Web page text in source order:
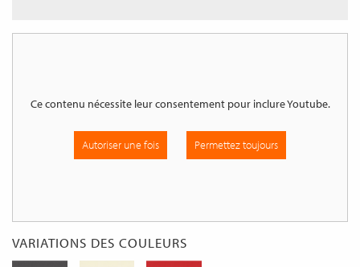
Ce contenu nécessite leur consentement pour inclureYoutube.
Autoriser une fois Permettez toujours
VARIATIONS DES COULEURS